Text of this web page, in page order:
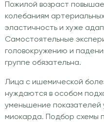
Пожилой возраст
колебаниям
эластичность и хуже
Самостоятельные
головокружению и
группе обязательна.
Лица с ишемической
нуждаются в особом
уменьшение
миокарда. Подбор схемы